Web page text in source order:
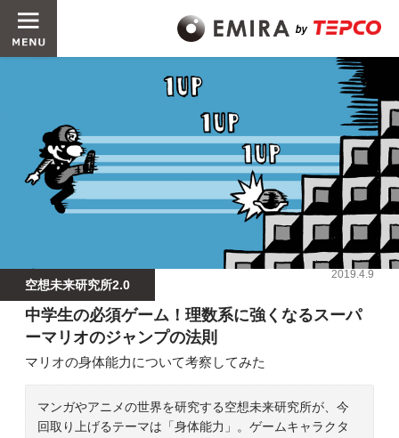
空想未来研究所2.0
2019.4.9
中学生の必須ゲーム！理数系に強くなるスーパ
ーマリオのジャンプの法則
マリオの身体能力について考察してみた
マンガやアニメの世界を研究する空想未来研究所が、今
回取り上げるテーマは「身体能力」。ゲームキャラクタ